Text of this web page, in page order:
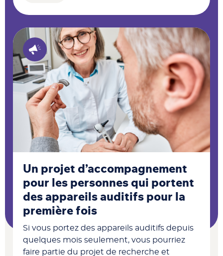
Un projet d’accompagnement
pour les personnes qui portent
des appareils auditifs pour la
première fois
Si vous portez des appareils auditifs depuis
quelques mois seulement, vous pourriez
faire partie du projet de recherche et